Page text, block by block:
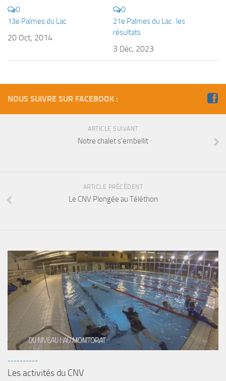
Sorties techniques
APNEE
Sorties 2015
Sorties 2014
BIO SUB
Environnement et Biologie Sub
Formations
Lac Merveilleux
AUDIOVISUEL
0
13e Palmes du Lac
20 Oct, 2014
0
21e Palmes du Lac : les
résultats
3 Déc, 2023
NOUS SUIVRE SUR FACEBOOK :
ARTICLE SUIVANT
Notre chalet s’embellit
ARTICLE PRÉCÉDENT
Le CNV Plongée au Téléthon
----------
Les activités du CNV